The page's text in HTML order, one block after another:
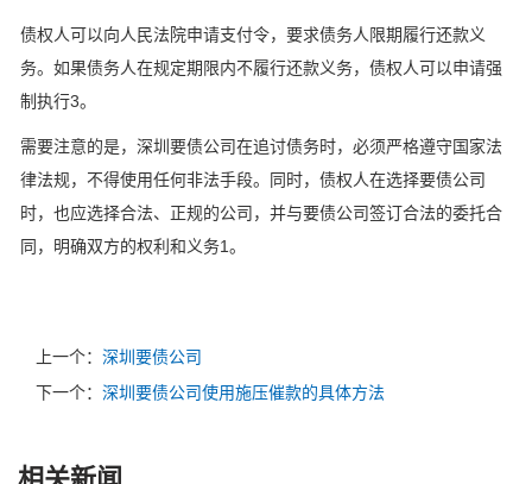
债权人可以向人民法院申请支付令，要求债务人限期履行还款义
务。如果债务人在规定期限内不履行还款义务，债权人可以申请强
制执行‌3。
需要注意的是，深圳要债公司在追讨债务时，必须严格遵守国家法
律法规，不得使用任何非法手段。同时，债权人在选择要债公司
时，也应选择合法、正规的公司，并与要债公司签订合法的委托合
同，明确双方的权利和义务‌1。
上一个： 深圳要债公司
下一个： 深圳要债公司使用施压催款的具体方法
相关新闻